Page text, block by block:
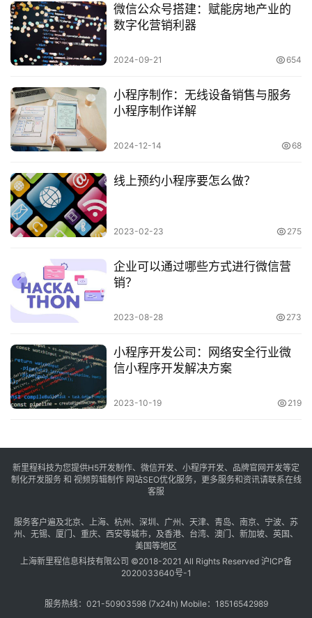
微信公众号搭建：赋能房地产业的
数字化营销利器
2024-09-21 654
小程序制作：无线设备销售与服务
小程序制作详解
2024-12-14 68
线上预约小程序要怎么做？
2023-02-23 275
企业可以通过哪些方式进行微信营
销？
2023-08-28 273
小程序开发公司：网络安全行业微
信小程序开发解决方案
2023-10-19 219
新里程科技为您提供H5开发制作、微信开发、小程序开发、品牌官网开发等定
制化开发服务 和 视频剪辑制作 网站SEO优化服务，更多服务和资讯请联系在线
客服
服务客户遍及北京、 上海、 杭州 、 深圳 、 广州 、 天津、 青岛、 南京、 宁波、 苏
州 、 无锡、 厦门 、 重庆、 西安等城市，及香港、 台湾、 澳门 、 新加坡、 英国 、
美国等地区
上海新里程信息科技有限公司 ©2018-2021 All Rights Reserved 沪ICP备
2020033640号-1
服务热线：021-50903598 (7x24h) Mobile：18516542989